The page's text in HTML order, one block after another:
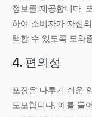
정보를 제공합니다.
하여 소비자가 자신
택할 수 있도록 도와
4. 편의성
포장은 다루기 쉬운
도모합니다. 예를 들